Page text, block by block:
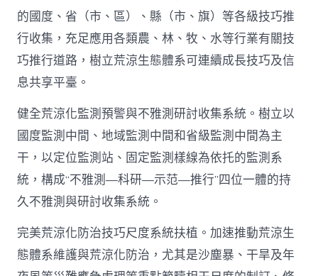
的國度、省（市、區）、縣（市、旗）等各級技巧推
行收集，充足應用各類農、林、牧、水等行業有關技
巧推行道路，樹立荒涼生態體系可連續成長技巧及信
息共享平臺。
健全荒涼化監測預警與不雅測研討收集系統。樹立以
國度監測中間、地域監測中間和省級監測中間為主
干，以定位監測站、固定監測樣線為依托的監測系
統，構成“不雅測—科研—示范—推行”四位一體的持
久不雅測與研討收集系統。
完美荒涼化防治技巧尺度系統扶植。加速推動荒涼生
態體系維護與荒涼化防治，尤其是沙塵暴、干旱及年